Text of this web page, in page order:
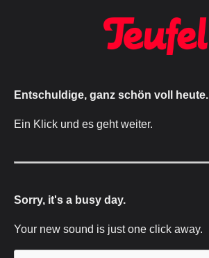
Entschuldige, ganz schön voll heute.
Ein Klick und es geht weiter.
Sorry, it's a busy day.
Your new sound is just one click away.